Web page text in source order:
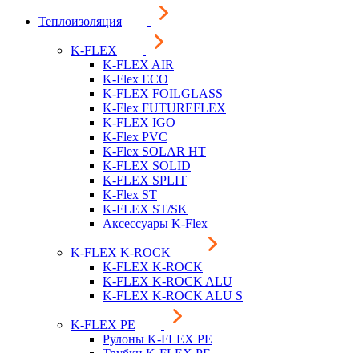
Теплоизоляция
K-FLEX
K-FLEX AIR
K-Flex ECO
K-FLEX FOILGLASS
K-Flex FUTUREFLEX
K-FLEX IGO
K-Flex PVC
K-Flex SOLAR HT
K-FLEX SOLID
K-FLEX SPLIT
K-Flex ST
K-FLEX ST/SK
Аксессуары K-Flex
K-FLEX K-ROCK
K-FLEX K-ROCK
K-FLEX K-ROCK ALU
K-FLEX K-ROCK ALU S
K-FLEX PE
Рулоны K-FLEX PE